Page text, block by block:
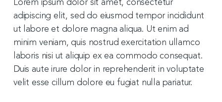
Lorem ipsum dolor sit amet, consectetur
adipiscing elit, sed do eiusmod tempor incididunt
ut labore et dolore magna aliqua. Ut enim ad
minim veniam, quis nostrud exercitation ullamco
laboris nisi ut aliquip ex ea commodo consequat.
Duis aute irure dolor in reprehenderit in voluptate
velit esse cillum dolore eu fugiat nulla pariatur.